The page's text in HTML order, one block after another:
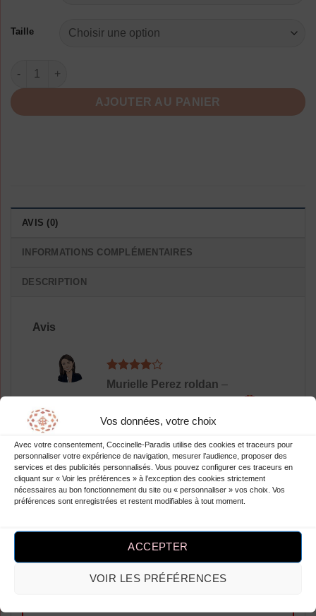
Vos données, votre choix
Avec votre consentement, Coccinelle-Paradis utilise des cookies et traceurs pour
personnaliser votre expérience de navigation, mesurer l’audience, proposer des
services et des publicités personnalisés. Vous pouvez configurer ces traceurs en
cliquant sur « Voir les préférences » à l’exception des cookies strictement
nécessaires au bon fonctionnement du site ou « personnaliser » vos choix. Vos
préférences sont enregistrées et restent modifiables à tout moment.
ACCEPTER
VOIR LES PRÉFÉRENCES
Taille
quantité de Robe Mousseline A Pois En Soie
AJOUTER AU PANIER
AVIS (0)
INFORMATIONS COMPLÉMENTAIRES
DESCRIPTION
Avis
Note4
sur 5
Murielle Perez roldan –
Vous devez êtreconnectépour publier